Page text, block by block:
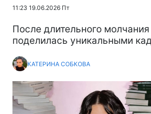
11:23 19.06.2026 Пт
После длительного
поделилась уникальными
КАТЕРИНА СОБКОВА